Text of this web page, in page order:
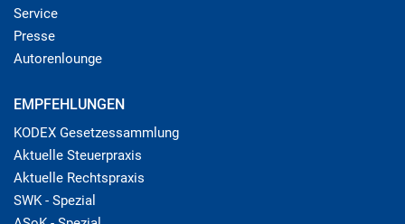
Service
Presse
Autorenlounge
EMPFEHLUNGEN
KODEX Gesetzessammlung
Aktuelle Steuerpraxis
Aktuelle Rechtspraxis
SWK - Spezial